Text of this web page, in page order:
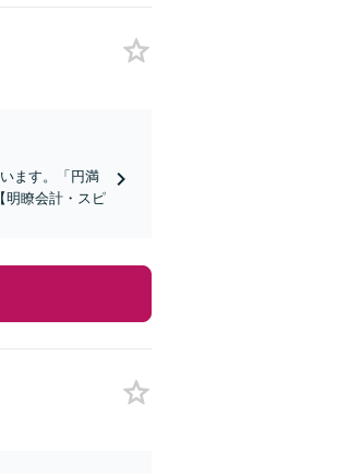
ます。「円満
明瞭会計・スピ